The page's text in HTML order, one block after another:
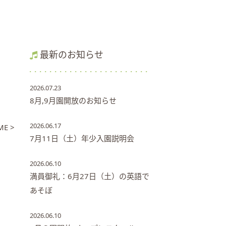
>
最新のお知らせ
2026.07.23
8月,9月園開放のお知らせ
2026.06.17
7月11日（土）年少入園説明会
2026.06.10
満員御礼：6月27日（土）の英語で
あそぼ
2026.06.10